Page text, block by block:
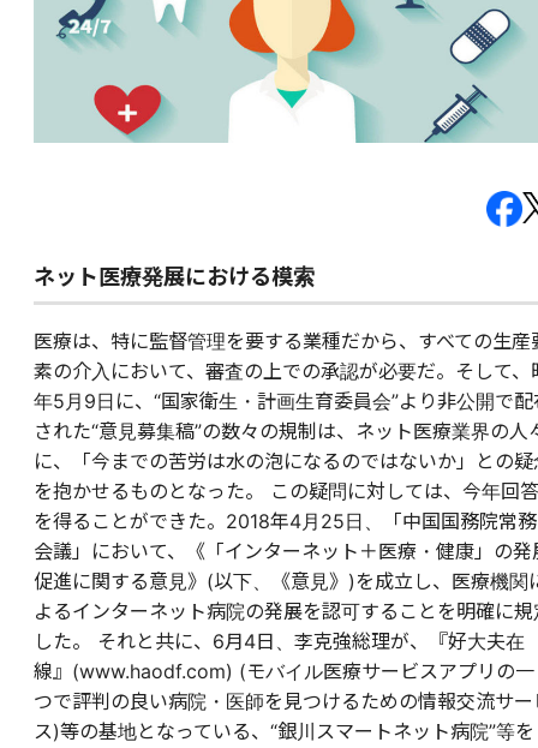
ネット医療発展における模索
医療は、特に監督管理を要する業種だから、すべての生産
素の介入において、審査の上での承認が必要だ。そして、
年5月9日に、“国家衛生・計画生育委員会”より非公開で配
された“意見募集稿”の数々の規制は、ネット医療業界の人
に、「今までの苦労は水の泡になるのではないか」との疑
を抱かせるものとなった。 この疑問に対しては、今年回答
を得ることができた。2018年4月25日、「中国国務院常務
会議」において、《「インターネット＋医療・健康」の発
促進に関する意見》(以下、《意見》)を成立し、医療機関
よるインターネット病院の発展を認可することを明確に規
した。 それと共に、6月4日、李克強総理が、『好大夫在
線』(www.haodf.com) (モバイル医療サービスアプリの一
つで評判の良い病院・医師を見つけるための情報交流サー
ス)等の基地となっている、“銀川スマートネット病院”等を